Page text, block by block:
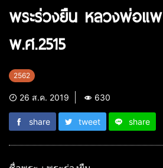
พระร่วงยืน หลวงพ่อแ
พ.ศ.2515
2562
26 ส.ค. 2019 630
share tweet share